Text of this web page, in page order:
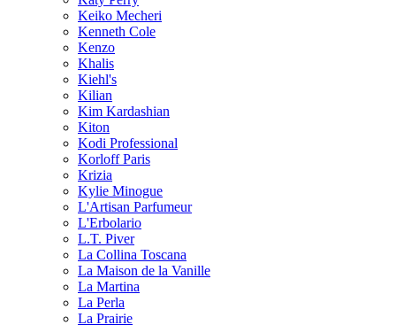
Keiko Mecheri
Kenneth Cole
Kenzo
Khalis
Kiehl's
Kilian
Kim Kardashian
Kiton
Kodi Professional
Korloff Paris
Krizia
Kylie Minogue
L'Artisan Parfumeur
L'Erbolario
L.T. Piver
La Collina Toscana
La Maison de la Vanille
La Martina
La Perla
La Prairie